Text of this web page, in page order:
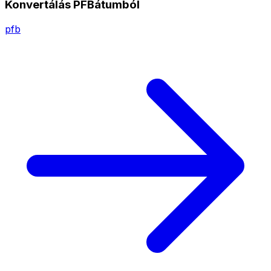
Konvertálás PFBátumból
pfb